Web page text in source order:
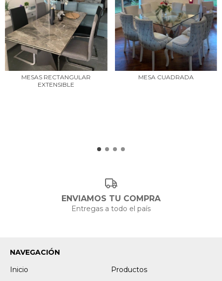
MESAS RECTANGULAR
EXTENSIBLE
MESA CUADRADA
ENVIAMOS TU COMPRA
Entregas a todo el país
NAVEGACIÓN
Inicio
Productos